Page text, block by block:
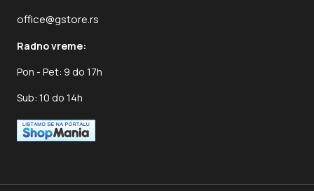
office@gstore.rs
Radno vreme:
Pon - Pet: 9 do 17h
Sub: 10 do 14h